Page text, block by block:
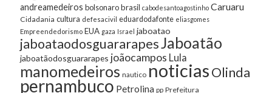
andreamedeiros bolsonarobrasil cabodesantoagostinho Caruaru
Cidadania cultura defesacivil eduardodafonte eliasgomes
Empreendedorismo EUA gaza Israel jaboatao
jaboataodosguararapesJaboatão
jaboatãodosguararapes joãocampos Lula
manomedeiros nautico noticiasOlinda
pernambuco Petrolina pp Prefeitura